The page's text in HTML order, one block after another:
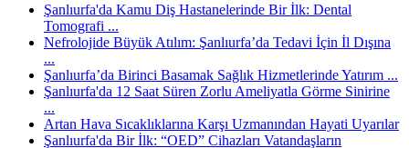
Şanlıurfa'da Kamu Diş Hastanelerinde Bir İlk: Dental
Tomografi ...
Nefrolojide Büyük Atılım: Şanlıurfa’da Tedavi İçin İl Dışına
...
Şanlıurfa’da Birinci Basamak Sağlık Hizmetlerinde Yatırım ...
Şanlıurfa'da 12 Saat Süren Zorlu Ameliyatla Görme Sinirine
...
Artan Hava Sıcaklıklarına Karşı Uzmanından Hayati Uyarılar
Şanlıurfa'da Bir İlk: “OED” Cihazları Vatandaşların